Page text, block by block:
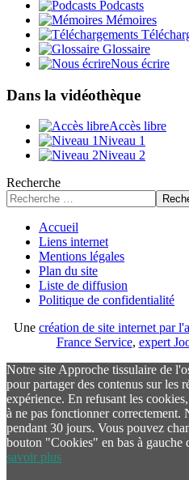
Podcasts
Mémoires
Glossaire
Nous écrire
Dans la vidéothèque
Accès libre
Niveau 1
Niveau 2
Recherche
Accueil
Liens internet
Mentions légales
Plan du site
Liste de diffusion
Politique de confidentialité
Une création de site internet par
France Service, expert
Notre site Approche tissulaire de
pour partager des contenus sur les
expérience. En refusant les
à ne pas fonctionner correctement.
pendant 30 jours. Vous pouvez
bouton "Cookies" en bas à gauche
savoir plus